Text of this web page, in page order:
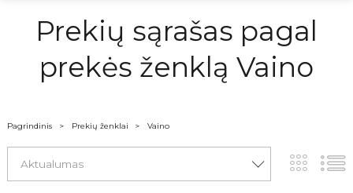
Prekių sąrašas pagal
prekės ženklą Vaino
Pagrindinis Prekių ženklai Vaino
Aktualumas